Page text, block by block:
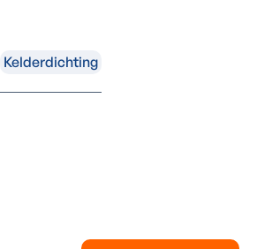
Kelderdichting